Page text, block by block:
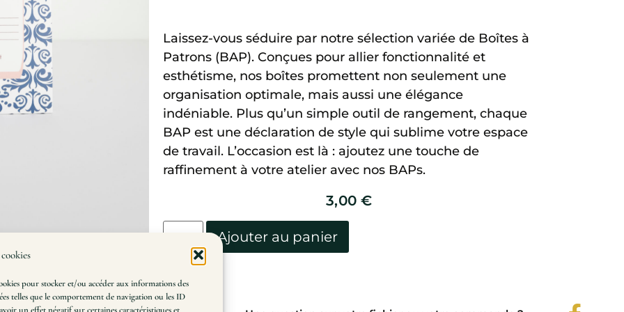
pour stocker et/ou accéder aux informations des
telles que le comportement de navigation ou les ID
Laissez-vous séduire par notre sélection variée de Boîtes à
Patrons (BAP). Conçues pour allier fonctionnalité et
esthétisme, nos boîtes promettent non seulement une
organisation optimale, mais aussi une élégance
indéniable. Plus qu’un simple outil de rangement, chaque
BAP est une déclaration de style qui sublime votre espace
de travail. L’occasion est là : ajoutez une touche de
raffinement à votre atelier avec nos BAPs.
3,00€
Ajouter au panier